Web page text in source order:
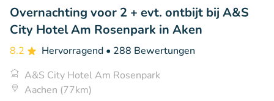
Overnachting voor 2 + evt. ontbijt bij A&S
City Hotel Am Rosenpark in Aken
8.2 Hervorragend • 288 Bewertungen
A&S City Hotel Am Rosenpark
Aachen (77km)